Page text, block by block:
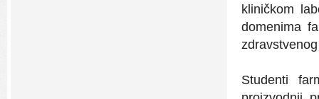
kliničkom
domenima
Studenti